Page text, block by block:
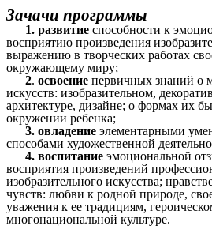
Зачачи программы
1. развитие способности к
восприятию произведения
выражению в творческих работах
окружающему миру;
2. освоение первичных знаний о
искусств: изобразительном,
архитектуре, дизайне; о формах их
окружении ребенка;
3. овладение элементарными
способами художественной
4. воспитание эмоциональной
восприятия произведений
изобразительного искусства;
чувств: любви к родной природе,
уважения к ее традициям,
многонациональной культуре.